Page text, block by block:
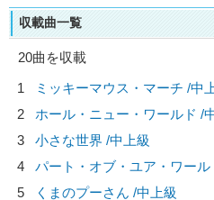
収載曲一覧
20曲を収載
1
ミッキーマウス・マーチ /中
2
ホール・ニュー・ワールド /
3
小さな世界 /中上級
4
パート・オブ・ユア・ワール
5
くまのプーさん /中上級